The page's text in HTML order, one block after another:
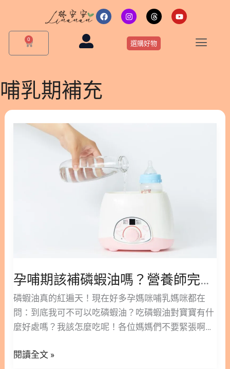
F
a
c
I
n
s
t
a
g
T
h
r
e
a
d
Y
o
u
0
購
物
籃
選購好物
哺乳期補充
孕哺期該補磷蝦油嗎？營養師完整解析告訴你
磷蝦油真的紅遍天！現在好多孕媽咪哺乳媽咪都在
問：到底我可不可以吃磷蝦油？吃磷蝦油對寶寶有什
麼好處嗎？我該怎麼吃呢！各位媽媽們不要緊張啊！
磷蝦油補充的孕哺期全攻略！ 加入追蹤林安安營養師
師
完
整
解
析
訴
閱讀全文 »